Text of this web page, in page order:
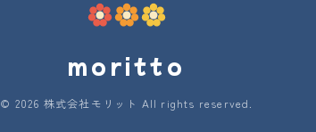
moritto
© 2026 株式会社モリット All rights reserved.